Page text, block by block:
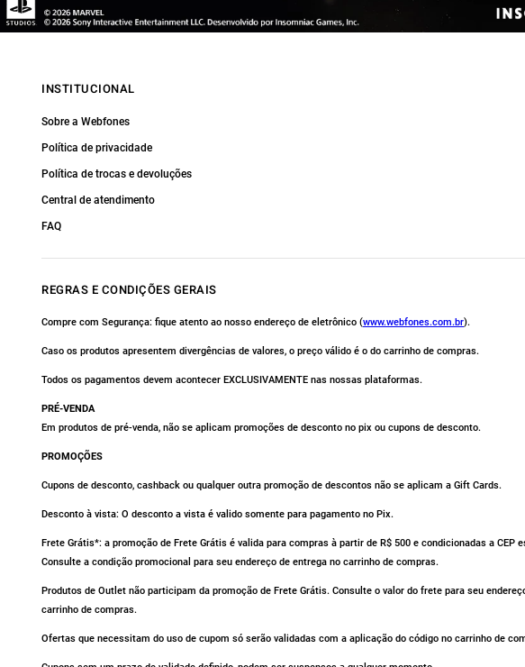
INSTITUCIONAL
Sobre a Webfones
Política de privacidade
Política de trocas e devoluções
Central de atendimento
FAQ
REGRAS E CONDIÇÕES GERAIS
Compre com Segurança: fique atento ao nosso endereço de eletrônico (www.webfones.com.br).
Caso os produtos apresentem divergências de valores, o preço válido é o do carrinho de compras.
Todos os pagamentos devem acontecer EXCLUSIVAMENTE nas nossas plataformas.
PRÉ-VENDA
Em produtos de pré-venda, não se aplicam promoções de desconto no pix ou cupons de desconto.
PROMOÇÕES
Cupons de desconto, cashback ou qualquer outra promoção de descontos não se aplicam a Gift Cards.
Desconto à vista: O desconto a vista é valido somente para pagamento no Pix.
Frete Grátis*: a promoção de Frete Grátis é valida para compras à partir de R$ 500 e condicionadas a CEP
Consulte a condição promocional para seu endereço de entrega no carrinho de compras.
Produtos de Outlet não participam da promoção de Frete Grátis. Consulte o valor do frete para seu
carrinho de compras.
Ofertas que necessitam do uso de cupom só serão validadas com a aplicação do código no carrinho de